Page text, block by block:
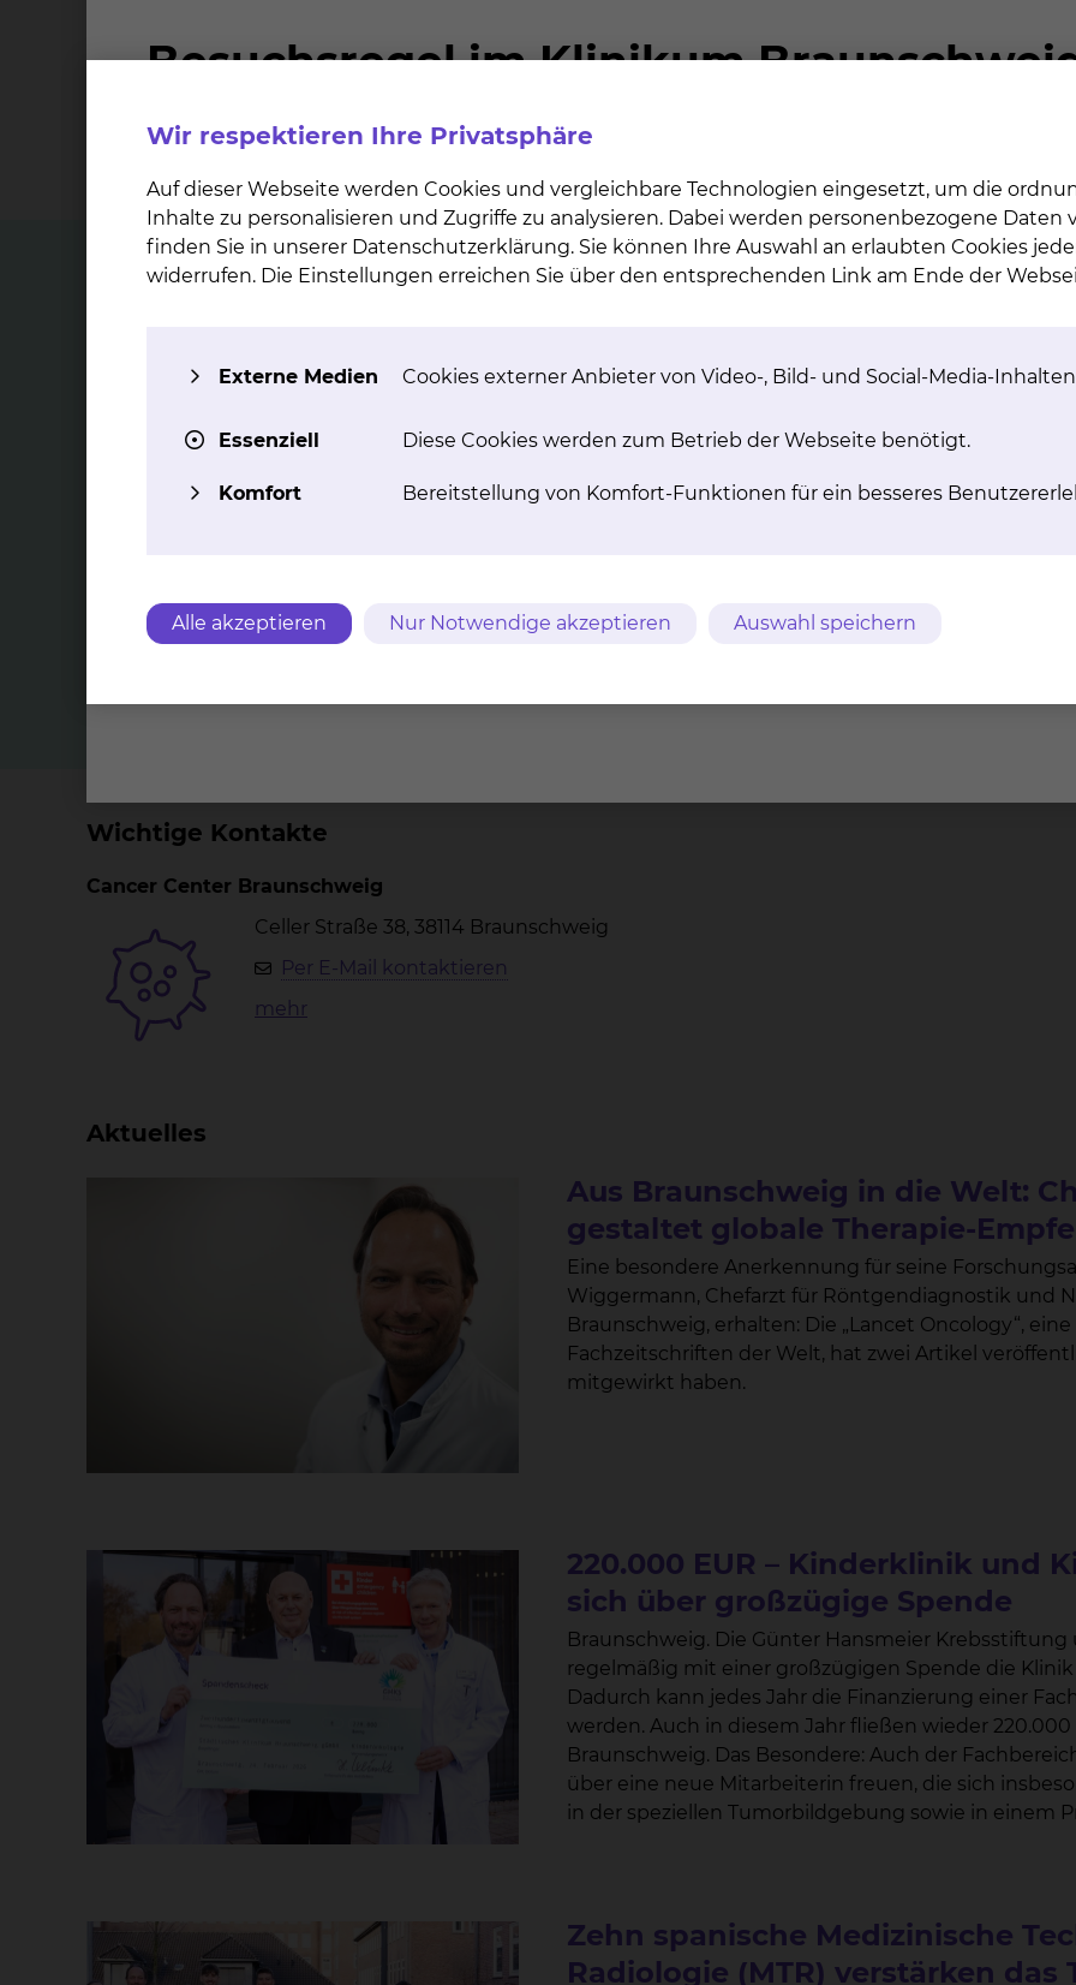
Top Themen
Sie­mens
Radiologie gemeinsam neue Wege
bei der Bereitstellung innovativer
Medizintechnik.
In­ter­ven­ti­on
Behandlung von Erkrankungen des
The­ra­pi­en
Wichtige Kontakte
Cancer Center Braunschweig
Celler Straße 38, 38114 Braunschweig
Per E-Mail kontaktieren
mehr
Aktuelles
Aus Braunschweig in die Welt:
gestaltet globale Therapie-
Eine besondere Anerkennung für seine
Wiggermann, Chefarzt für Röntgendiagnostik und
Braunschweig, erhalten: Die „Lancet Oncology“,
Fachzeitschriften der Welt, hat zwei Artikel
mitgewirkt haben.
220.000 EUR – Kinderklinik und
sich über großzügige Spende
Braunschweig. Die Günter Hansmeier Krebsstiftung unterstützt bereits seit vielen Jahren
regelmäßig mit einer großzügigen Spende die
Dadurch kann jedes Jahr die Finanzierung einer
werden. Auch in diesem Jahr fließen wieder 220.000 Euro an das Städtische Klinikum
Braunschweig. Das Besondere: Auch der Fachbereich Kinderradiologie darf sich dank der Spende
über eine neue Mitarbeiterin freuen, die sich
in der speziellen Tumorbildgebung sowie in einem
medizinische und wissenschaftliche Arbeit”, berichtet Dr. Andreas Beilken, Chefarzt
Jugendmedizin. “Für das Pflegepersonal und die Ärztinnen und Ärzte heißt das, eine spürbare
Zehn spanische Medizinische
Radiologie (MTR) verstärken das
Wir respektieren Ihre Privatsphäre
Auf dieser Webseite werden Cookies und vergleichbare Technologien eingesetzt, um die
Inhalte zu personalisieren und Zugriffe zu analysieren. Dabei werden personenbezogene Daten
finden Sie in unserer Datenschutzerklärung. Sie können Ihre Auswahl an erlaubten Cookies
widerrufen. Die Einstellungen erreichen Sie über den entsprechenden Link am Ende der
Externe Medien Cookies externer Anbieter von Video-, Bild- und Social-Media-
Essenziell Diese Cookies werden zum Betrieb der Webseite benötigt.
Komfort Bereitstellung von Komfort-Funktionen für ein besseres
Alle akzeptieren Nur Notwendige akzeptieren Auswahl speichern